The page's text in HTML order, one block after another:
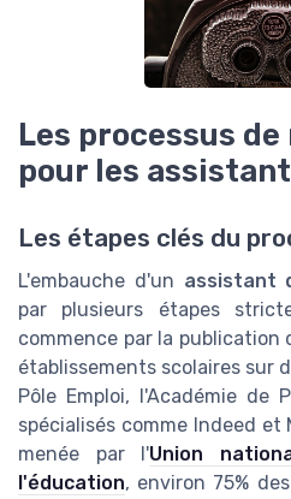
Les processus
pour les
Les étapes clés du
L'embauche d'un assistant
par plusieurs étapes
commence par la publication
établissements scolaires sur
Pôle Emploi, l'Académie de
spécialisés comme Indeed
menée par l'Union
l'éducation, environ 75% des